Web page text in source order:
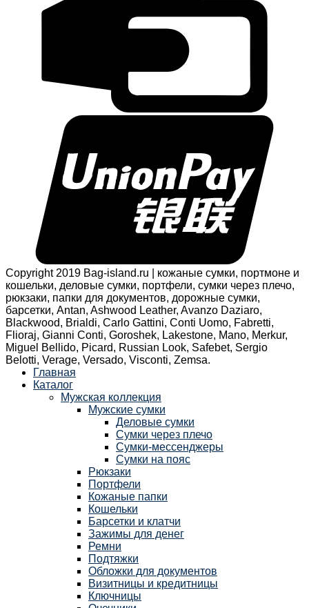
Copyright 2019 Bag-island.ru | кожаные сумки, портмоне и
кошельки, деловые сумки, портфели, сумки через плечо,
рюкзаки, папки для документов, дорожные сумки,
барсетки, Antan, Ashwood Leather, Avanzo Daziaro,
Blackwood, Brialdi, Carlo Gattini, Conti Uomo, Fabretti,
Flioraj, Gianni Conti, Goroshek, Lakestone, Mano, Merkur,
Miguel Bellido, Picard, Russian Look, Safebet, Sergio
Belotti, Verage, Versado, Visconti, Zemsa.
Главная
Каталог
Мужская коллекция
Мужские сумки
Деловые сумки
Сумки через плечо
Сумки-мессенджеры
Сумки на пояс
Рюкзаки
Портфели
Кожаные папки
Кошельки
Барсетки и клатчи
Зажимы для денег
Ремни
Подтяжки
Обложки для документов
Визитницы и кредитницы
Ключницы